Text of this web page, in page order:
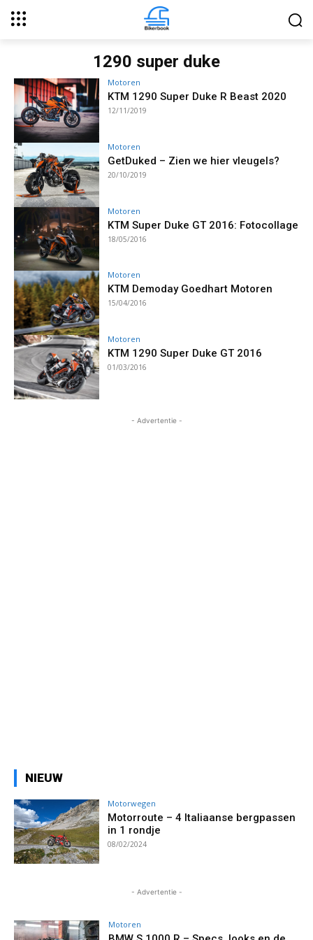
1290 super duke
Motoren
KTM 1290 Super Duke R Beast 2020
12/11/2019
Motoren
GetDuked – Zien we hier vleugels?
20/10/2019
Motoren
KTM Super Duke GT 2016: Fotocollage
18/05/2016
Motoren
KTM Demoday Goedhart Motoren
15/04/2016
Motoren
KTM 1290 Super Duke GT 2016
01/03/2016
- Advertentie -
NIEUW
Motorwegen
Motorroute – 4 Italiaanse bergpassen
in 1 rondje
08/02/2024
- Advertentie -
Motoren